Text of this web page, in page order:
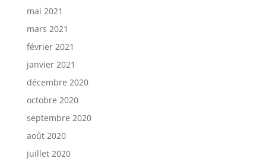
mai 2021
mars 2021
février 2021
janvier 2021
décembre 2020
octobre 2020
septembre 2020
août 2020
juillet 2020